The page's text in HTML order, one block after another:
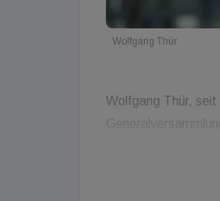
Wolfgang Thür
Wolfgang Thür,